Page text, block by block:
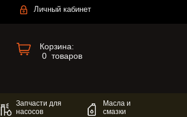
Личный кабинет
Корзина:
0 товаров
Запчасти для
насосов
Масла и
смазки